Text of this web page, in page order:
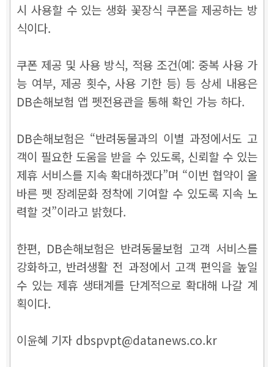
시 사용할 수 있는 생화 꽃장식 쿠폰을 제공하는 방
식이다.
쿠폰 제공 및 사용 방식, 적용 조건(예: 중복 사용 가
능 여부, 제공 횟수, 사용 기한 등) 등 상세 내용은
DB손해보험 앱 펫전용관을 통해 확인 가능 하다.
DB손해보험은 “반려동물과의 이별 과정에서도 고
객이 필요한 도움을 받을 수 있도록, 신뢰할 수 있는
제휴 서비스를 지속 확대하겠다”며 “이번 협약이 올
바른 펫 장례문화 정착에 기여할 수 있도록 지속 노
력할 것”이라고 밝혔다.
한편, DB손해보험은 반려동물보험 고객 서비스를
강화하고, 반려생활 전 과정에서 고객 편익을 높일
수 있는 제휴 생태계를 단계적으로 확대해 나갈 계
획이다.
이윤혜 기자 dbspvpt@datanews.co.kr